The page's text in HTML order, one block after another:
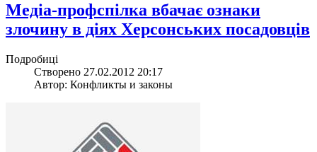
Медіа-профспілка вбачає ознаки
злочину в діях Херсонських посадовців
Подробиці
Створено 27.02.2012 20:17
Автор: Конфликты и законы